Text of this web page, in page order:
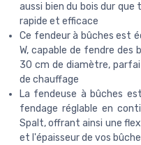
aussi bien du bois dur
rapide et efficace
Ce fendeur à bûches est
W, capable de fendre des
30 cm de diamètre,
de chauffage
La fendeuse à bûches
fendage réglable en
Spalt, offrant ainsi une
et l'épaisseur de vos